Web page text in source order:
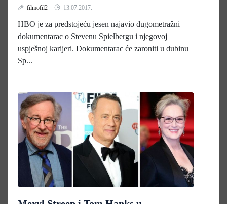
filmofil2 13.07.2017.
HBO je za predstojeću jesen najavio dugometražni
dokumentarac o Stevenu Spielbergu i njegovoj
uspješnoj karijeri. Dokumentarac će zaroniti u dubinu
Sp...